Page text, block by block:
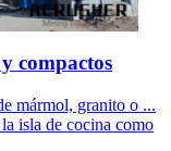
compactos
mármol, granito o ...
isla de cocina como